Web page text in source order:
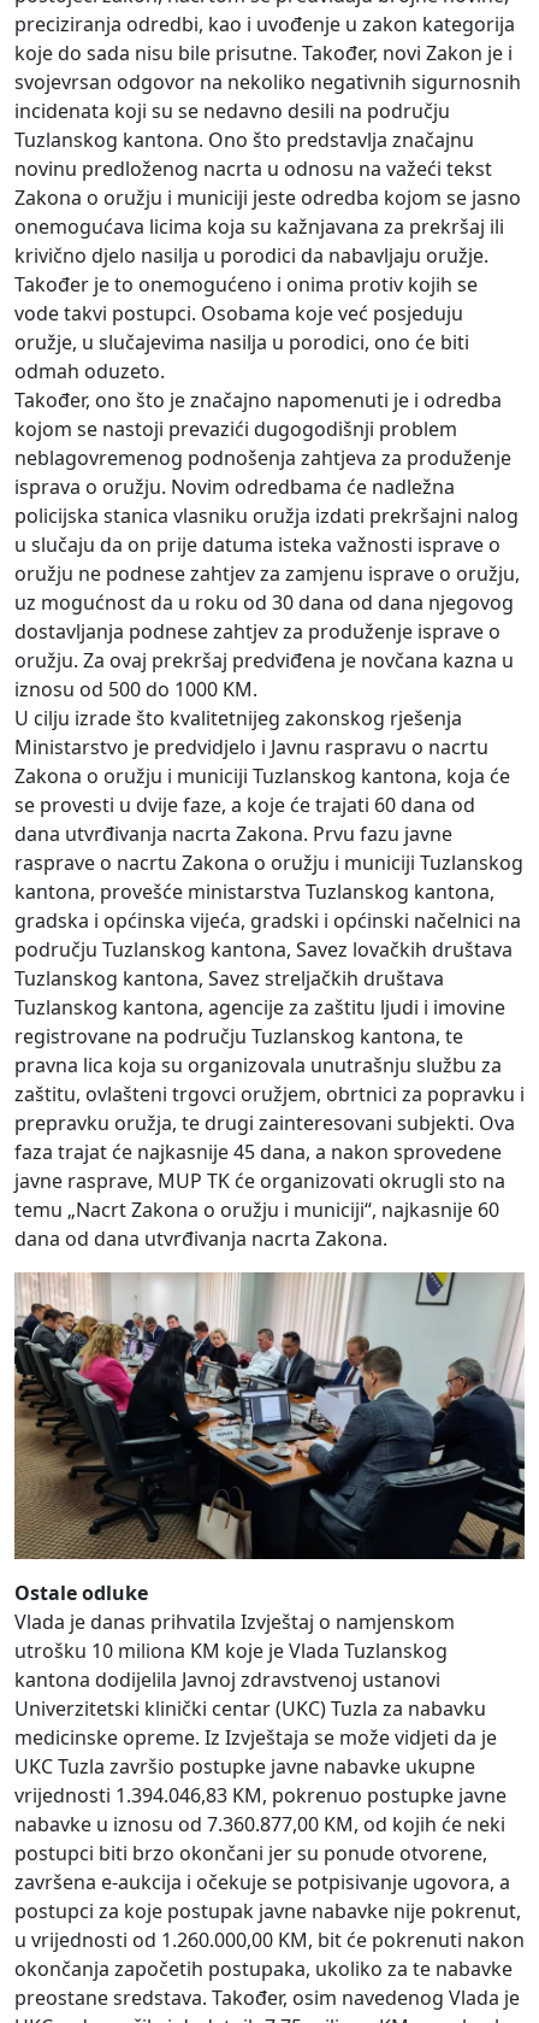
preciziranja odredbi, kao i uvođenje u zakon kategorija
koje do sada nisu bile prisutne. Također, novi Zakon je i
svojevrsan odgovor na nekoliko negativnih sigurnosnih
incidenata koji su se nedavno desili na području
Tuzlanskog kantona. Ono što predstavlja značajnu
novinu predloženog nacrta u odnosu na važeći tekst
Zakona o oružju i municiji jeste odredba kojom se jasno
onemogućava licima koja su kažnjavana za prekršaj ili
krivično djelo nasilja u porodici da nabavljaju oružje.
Također je to onemogućeno i onima protiv kojih se
vode takvi postupci. Osobama koje već posjeduju
oružje, u slučajevima nasilja u porodici, ono će biti
odmah oduzeto.
Također, ono što je značajno napomenuti je i odredba
kojom se nastoji prevazići dugogodišnji problem
neblagovremenog podnošenja zahtjeva za produženje
isprava o oružju. Novim odredbama će nadležna
policijska stanica vlasniku oružja izdati prekršajni nalog
u slučaju da on prije datuma isteka važnosti isprave o
oružju ne podnese zahtjev za zamjenu isprave o oružju,
uz mogućnost da u roku od 30 dana od dana njegovog
dostavljanja podnese zahtjev za produženje isprave o
oružju. Za ovaj prekršaj predviđena je novčana kazna u
iznosu od 500 do 1000 KM.
U cilju izrade što kvalitetnijeg zakonskog rješenja
Ministarstvo je predvidjelo i Javnu raspravu o nacrtu
Zakona o oružju i municiji Tuzlanskog kantona, koja će
se provesti u dvije faze, a koje će trajati 60 dana od
dana utvrđivanja nacrta Zakona. Prvu fazu javne
rasprave o nacrtu Zakona o oružju i municiji Tuzlanskog
kantona, provešće ministarstva Tuzlanskog kantona,
gradska i općinska vijeća, gradski i općinski načelnici na
području Tuzlanskog kantona, Savez lovačkih društava
Tuzlanskog kantona, Savez streljačkih društava
Tuzlanskog kantona, agencije za zaštitu ljudi i imovine
registrovane na području Tuzlanskog kantona, te
pravna lica koja su organizovala unutrašnju službu za
zaštitu, ovlašteni trgovci oružjem, obrtnici za popravku i
prepravku oružja, te drugi zainteresovani subjekti. Ova
faza trajat će najkasnije 45 dana, a nakon sprovedene
javne rasprave, MUP TK će organizovati okrugli sto na
temu „Nacrt Zakona o oružju i municiji“, najkasnije 60
dana od dana utvrđivanja nacrta Zakona.
Ostale odluke
Vlada je danas prihvatila Izvještaj o namjenskom
utrošku 10 miliona KM koje je Vlada Tuzlanskog
kantona dodijelila Javnoj zdravstvenoj ustanovi
Univerzitetski klinički centar (UKC) Tuzla za nabavku
medicinske opreme. Iz Izvještaja se može vidjeti da je
UKC Tuzla završio postupke javne nabavke ukupne
vrijednosti 1.394.046,83 KM, pokrenuo postupke javne
nabavke u iznosu od 7.360.877,00 KM, od kojih će neki
postupci biti brzo okončani jer su ponude otvorene,
završena e-aukcija i očekuje se potpisivanje ugovora, a
postupci za koje postupak javne nabavke nije pokrenut,
u vrijednosti od 1.260.000,00 KM, bit će pokrenuti nakon
okončanja započetih postupaka, ukoliko za te nabavke
preostane sredstava. Također, osim navedenog Vlada je